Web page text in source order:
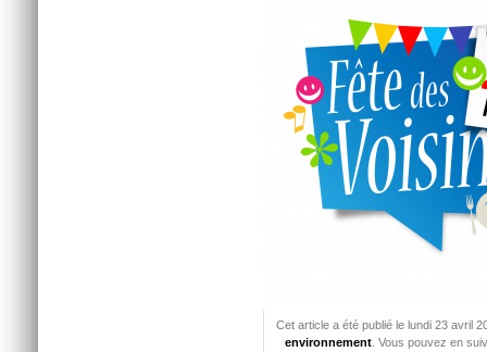
Cet article a été publié le lundi 23 avril
environnement . Vous pouvez en